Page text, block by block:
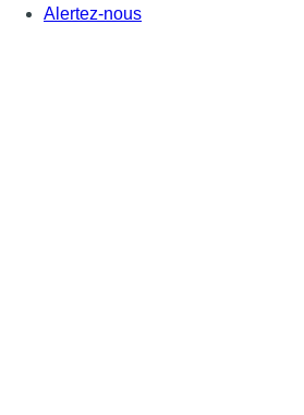
Alertez-nous